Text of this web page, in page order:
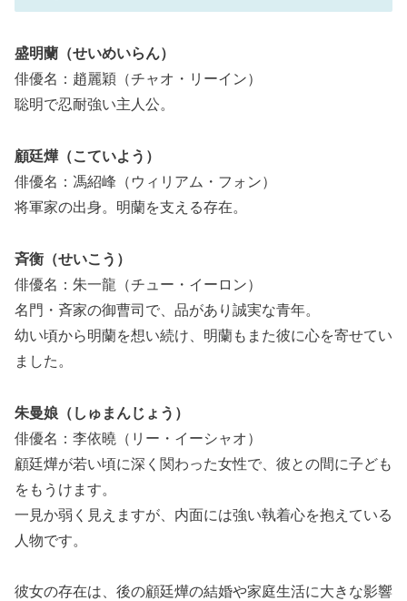
盛明蘭（せいめいらん）
俳優名：趙麗穎（チャオ・リーイン）
聡明で忍耐強い主人公。
顧廷燁（こていよう）
俳優名：馮紹峰（ウィリアム・フォン）
将軍家の出身。明蘭を支える存在。
斉衡（せいこう）
俳優名：朱一龍（チュー・イーロン）
名門・斉家の御曹司で、品があり誠実な青年。
幼い頃から明蘭を想い続け、明蘭もまた彼に心を寄せてい
ました。
朱曼娘（しゅまんじょう）
俳優名：李依曉（リー・イーシャオ）
顧廷燁が若い頃に深く関わった女性で、彼との間に子ども
をもうけます。
一見か弱く見えますが、内面には強い執着心を抱えている
人物です。
彼女の存在は、後の顧廷燁の結婚や家庭生活に大きな影響